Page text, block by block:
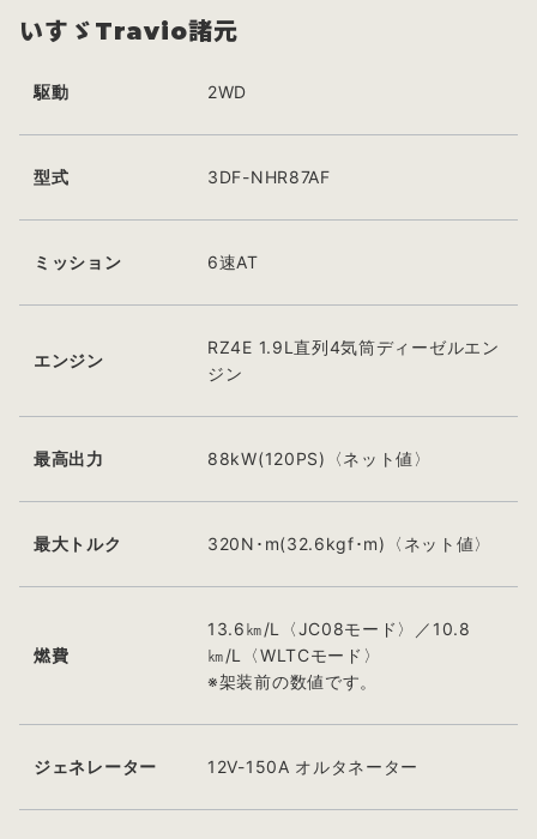
いすゞTravio諸元
駆動 2WD
型式 3DF-NHR87AF
ミッション 6速AT
エンジン
RZ4E 1.9L直列4気筒ディーゼルエン
ジン
最高出力 88kW(120PS)〈ネット値〉
最大トルク 320N･m(32.6kgf･m)〈ネット値〉
燃費
13.6㎞/L〈JC08モード〉／10.8
㎞/L〈WLTCモード〉
※架装前の数値です。
ジェネレーター 12V-150A オルタネーター